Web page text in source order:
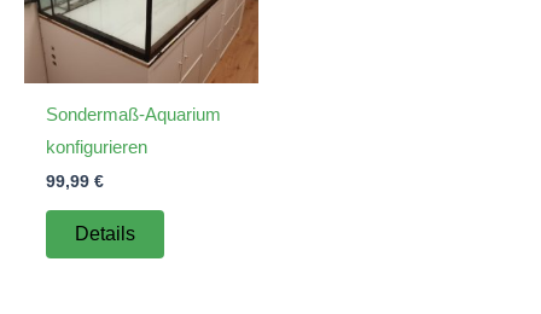
Sondermaß-Aquarium
konfigurieren
99,99 €
Details